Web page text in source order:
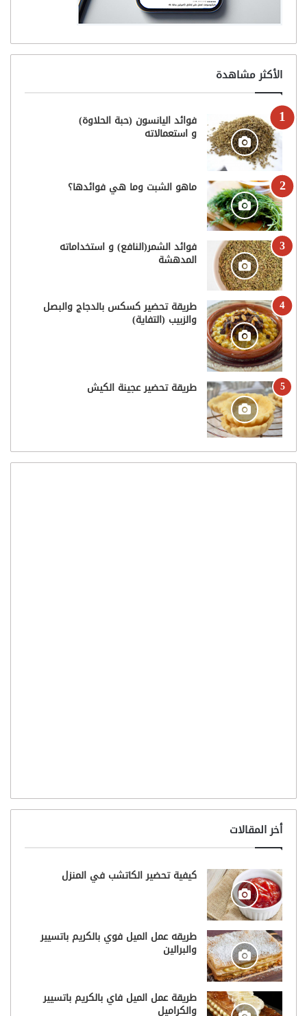
الأكثر مشاهدة
فوائد اليانسون (حبة الحلاوة)
و استعمالاته
ماهو الشبت وما هي فوائدها؟
فوائد الشمر(النافع) و استخداماته
المدهشة
طريقة تحضير كسكس بالدجاج والبصل
والزبيب (التفاية)
طريقة تحضير عجينة الكيش
أخر المقالات
كيفية تحضير الكاتشب في المنزل
طريقه عمل الميل فوي بالكريم باتسيير
والبرالين
طريقة عمل الميل فاي بالكريم باتسيير
والكراميل